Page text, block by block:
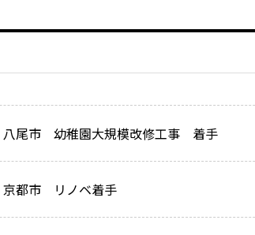
八尾市 幼稚園大規模改修工事 着手
京都市 リノベ着手